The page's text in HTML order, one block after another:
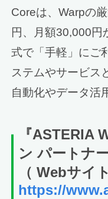
Coreは、Warpの
円、月額30,000円
式で「手軽」にご
ステムやサービス
自動化やデータ活
『ASTERIA
ン パートナ
（ Webサイト
https://